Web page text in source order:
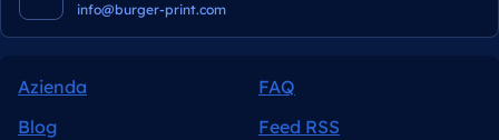
info@burger-print.com
Azienda
FAQ
Blog
Feed RSS